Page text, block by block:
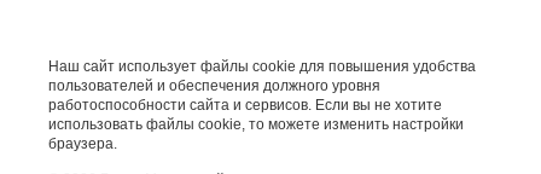
Наш сайт использует файлы cookie для повышения удобства
пользователей и обеспечения должного уровня
работоспособности сайта и сервисов. Если вы не хотите
использовать файлы cookie, то можете изменить настройки
браузера.